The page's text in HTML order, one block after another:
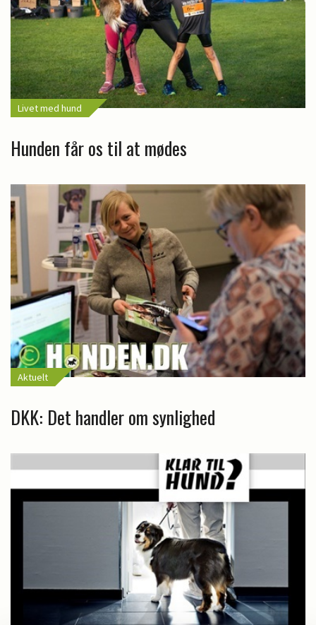
Livet med hund
Hunden får os til at mødes
Aktuelt
DKK: Det handler om synlighed